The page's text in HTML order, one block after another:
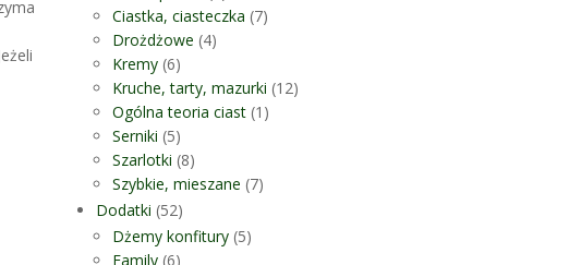
Ciastka, ciasteczka (7)
Drożdżowe (4)
Kremy (6)
Kruche, tarty, mazurki (12)
Ogólna teoria ciast (1)
Serniki (5)
Szarlotki (8)
Szybkie, mieszane (7)
Dodatki (52)
Dżemy konfitury (5)
Family (6)